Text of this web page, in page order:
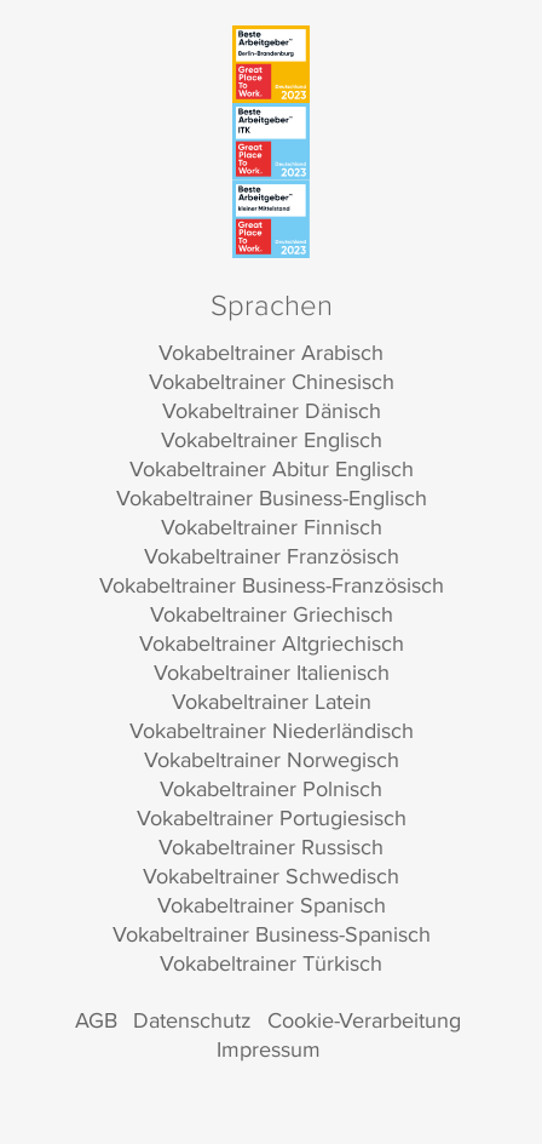
Sprachen
Vokabeltrainer Arabisch
Vokabeltrainer Chinesisch
Vokabeltrainer Dänisch
Vokabeltrainer Englisch
Vokabeltrainer Abitur Englisch
Vokabeltrainer Business-Englisch
Vokabeltrainer Finnisch
Vokabeltrainer Französisch
Vokabeltrainer Business-Französisch
Vokabeltrainer Griechisch
Vokabeltrainer Altgriechisch
Vokabeltrainer Italienisch
Vokabeltrainer Latein
Vokabeltrainer Niederländisch
Vokabeltrainer Norwegisch
Vokabeltrainer Polnisch
Vokabeltrainer Portugiesisch
Vokabeltrainer Russisch
Vokabeltrainer Schwedisch
Vokabeltrainer Spanisch
Vokabeltrainer Business-Spanisch
Vokabeltrainer Türkisch
AGB Datenschutz Cookie-Verarbeitung
Impressum